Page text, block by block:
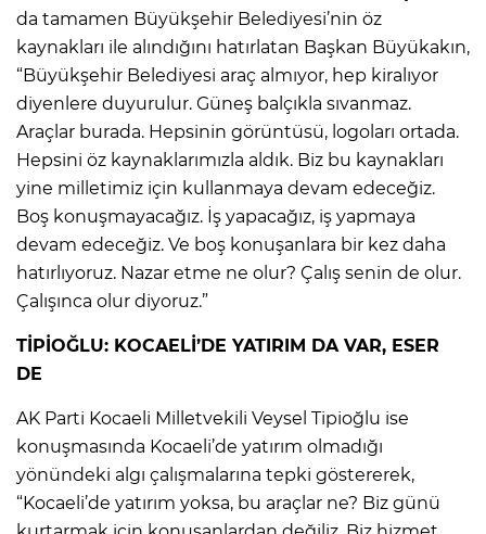
da tamamen Büyükşehir Belediyesi’nin öz
kaynakları ile alındığını hatırlatan Başkan Büyükakın,
“Büyükşehir Belediyesi araç almıyor, hep kiralıyor
diyenlere duyurulur. Güneş balçıkla sıvanmaz.
Araçlar burada. Hepsinin görüntüsü, logoları ortada.
Hepsini öz kaynaklarımızla aldık. Biz bu kaynakları
yine milletimiz için kullanmaya devam edeceğiz.
Boş konuşmayacağız. İş yapacağız, iş yapmaya
devam edeceğiz. Ve boş konuşanlara bir kez daha
hatırlıyoruz. Nazar etme ne olur? Çalış senin de olur.
Çalışınca olur diyoruz.”
TİPİOĞLU: KOCAELİ’DE YATIRIM DA VAR, ESER
DE
AK Parti Kocaeli Milletvekili Veysel Tipioğlu ise
konuşmasında Kocaeli’de yatırım olmadığı
yönündeki algı çalışmalarına tepki göstererek,
“Kocaeli’de yatırım yoksa, bu araçlar ne? Biz günü